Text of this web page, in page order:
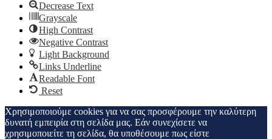
Decrease Text
Grayscale
High Contrast
Negative Contrast
Light Background
Links Underline
Readable Font
Reset
Χρησιμοποιούμε cookies για να σας προσφέρουμε την καλύτερη
δυνατή εμπειρία στη σελίδα μας. Εάν συνεχίσετε να
χρησιμοποιείτε τη σελίδα, θα υποθέσουμε πως είστε